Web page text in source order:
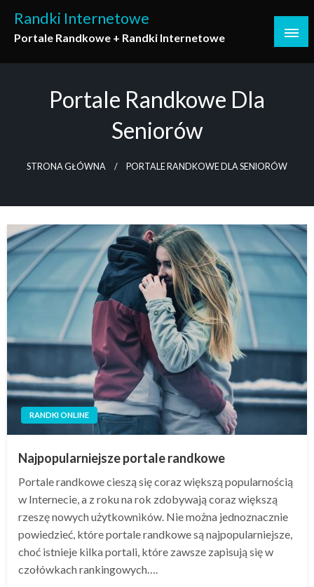
content
Randki Internetowe
Portale Randkowe + Randki Internetowe
Portale Randkowe Dla
Seniorów
STRONA GŁÓWNA PORTALE RANDKOWE DLA SENIORÓW
RANDKI ONLINE
Najpopularniejsze portale randkowe
Portale randkowe cieszą się coraz większą popularnością
w Internecie, a z roku na rok zdobywają coraz większą
rzeszę nowych użytkowników. Nie można jednoznacznie
powiedzieć, które portale randkowe są najpopularniejsze,
choć istnieje kilka portali, które zawsze zapisują się w
czołówkach rankingowych….